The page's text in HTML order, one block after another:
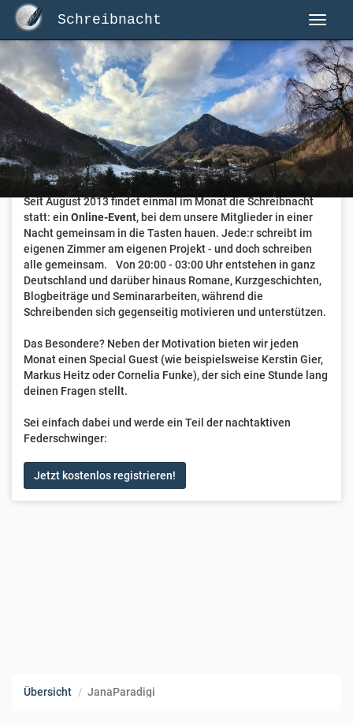
Schreibnacht
Herzlich Willkommen auf Schreibnacht.de
Hier erwartet dich eine aktive Federschwinger-Community
mit über 3.000 Mitgliedern.
Willkommen ist jede Person, die gerne schreibt. Alter, Genre
und Erfahrung sind nicht relevant, es zählt allein die Liebe
zum geschriebenen Wort.
Seit August 2013 findet einmal im Monat die Schreibnacht
statt: ein Online-Event, bei dem unsere Mitglieder in einer
Nacht gemeinsam in die Tasten hauen. Jede:r schreibt im
eigenen Zimmer am eigenen Projekt - und doch schreiben
alle gemeinsam. Von 20:00 - 03:00 Uhr entstehen in ganz
Deutschland und darüber hinaus Romane, Kurzgeschichten,
Blogbeiträge und Seminararbeiten, während die
Schreibenden sich gegenseitig motivieren und unterstützen.
Das Besondere? Neben der Motivation bieten wir jeden
Monat einen Special Guest (wie beispielsweise Kerstin Gier,
Markus Heitz oder Cornelia Funke), der sich eine Stunde lang
deinen Fragen stellt.
Sei einfach dabei und werde ein Teil der nachtaktiven
Federschwinger:
Jetzt kostenlos registrieren!
Übersicht JanaParadigi